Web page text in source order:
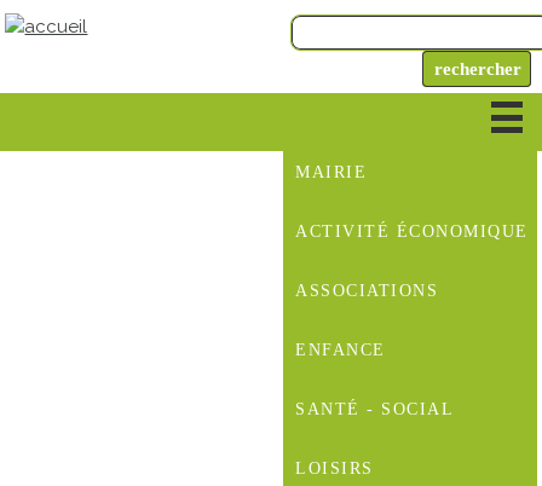
MAIRIE
ACTIVITÉ ÉCONOMIQUE
ASSOCIATIONS
ENFANCE
SANTÉ - SOCIAL
LOISIRS